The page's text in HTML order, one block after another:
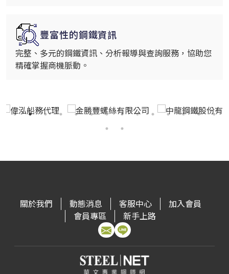
豐富性的鋼鐵資訊
完整、多元的鋼鐵資訊、分析報導與查詢服務，協助您
精確掌握商機脈動。
關於我們 動態消息 客服中心
加入會員
會員專區
新手上路